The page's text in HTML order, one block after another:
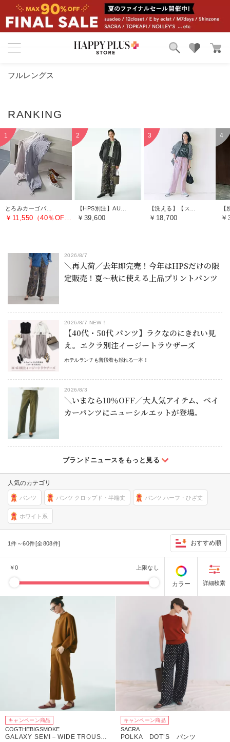
カテゴリ
お気に入り
フルレングス
￥11,550（40％OFF） ￥39,600 ￥18,700
2026/8/7
＼再入荷／去年即完売！今年はHPSだけの限
定販売！夏～秋に使える上品プリントパンツ
2026/8/7 NEW！
【40代・50代 パンツ】ラクなのにきれい見
え。エクラ別注イージートラウザーズ
ホテルランチも普段着も頼れる一本！
2026/8/3
＼いまなら10％OFF／大人気アイテム、ベイ
カーパンツにニューシルエットが登場。
人気のカテゴリ
パンツ パンツ クロップド・半端丈 パンツ ハーフ・ひざ丈
ホワイト系
1件～60件[全808件] おすすめ順
￥0 上限なし
カラー
キャンペーン商品
COGTHEBIGSMOKE
キャンペーン商品
SACRA
POLKA DOT’S パンツ